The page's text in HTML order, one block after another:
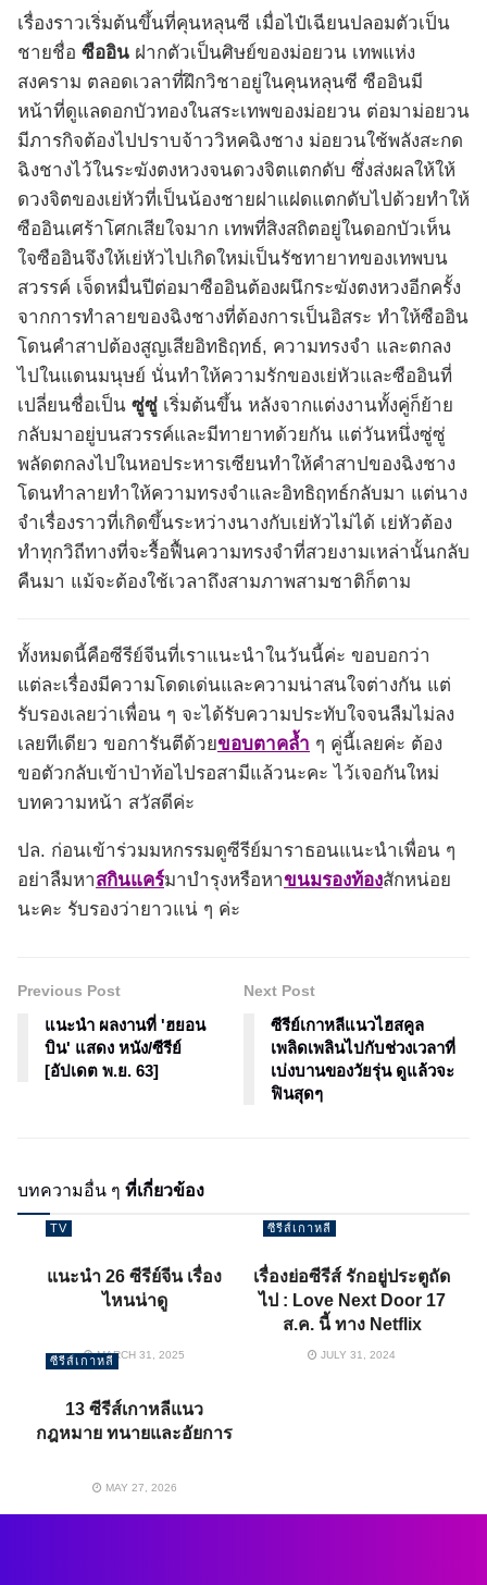
เรื่องราวเริ่มต้นขึ้นที่คุนหลุนซี เมื่อไป๋เฉียนปลอมตัวเป็น
ชายชื่อ ซืออิน ฝากตัวเป็นศิษย์ของม่อยวน เทพแห่ง
สงคราม ตลอดเวลาที่ฝึกวิชาอยู่ในคุนหลุนซี ซืออินมี
หน้าที่ดูแลดอกบัวทองในสระเทพของม่อยวน ต่อมาม่อยวน
มีภารกิจต้องไปปราบจ้าววิหคฉิงชาง ม่อยวนใช้พลังสะกด
ฉิงชางไว้ในระฆังตงหวงจนดวงจิตแตกดับ ซึ่งส่งผลให้ให้
ดวงจิตของเย่หัวที่เป็นน้องชายฝาแฝดแตกดับไปด้วยทำให้
ซืออินเศร้าโศกเสียใจมาก เทพที่สิงสถิตอยู่ในดอกบัวเห็น
ใจซืออินจึงให้เย่หัวไปเกิดใหม่เป็นรัชทายาทของเทพบน
สวรรค์ เจ็ดหมื่นปีต่อมาซืออินต้องผนึกระฆังตงหวงอีกครั้ง
จากการทำลายของฉิงชางที่ต้องการเป็นอิสระ ทำให้ซืออิน
โดนคำสาปต้องสูญเสียอิทธิฤทธ์, ความทรงจำ และตกลง
ไปในแดนมนุษย์ นั่นทำให้ความรักของเย่หัวและซืออินที่
เปลี่ยนชื่อเป็น ซู่ซู่ เริ่มต้นขึ้น หลังจากแต่งงานทั้งคู่ก็ย้าย
กลับมาอยู่บนสวรรค์และมีทายาทด้วยกัน แต่วันหนึ่งซู่ซู่
พลัดตกลงไปในหอประหารเซียนทำให้คำสาปของฉิงชาง
โดนทำลายทำให้ความทรงจำและอิทธิฤทธ์กลับมา แต่นาง
จำเรื่องราวที่เกิดขึ้นระหว่างนางกับเย่หัวไม่ได้ เย่หัวต้อง
ทำทุกวิถีทางที่จะรื้อฟื้นความทรงจำที่สวยงามเหล่านั้นกลับ
คืนมา แม้จะต้องใช้เวลาถึงสามภาพสามชาติก็ตาม
ทั้งหมดนี้คือซีรีย์จีนที่เราแนะนำในวันนี้ค่ะ ขอบอกว่า
แต่ละเรื่องมีความโดดเด่นและความน่าสนใจต่างกัน แต่
รับรองเลยว่าเพื่อน ๆ จะได้รับความประทับใจจนลืมไม่ลง
เลยทีเดียว ขอการันตีด้วยขอบตาคล้ำ ๆ คู่นี้เลยค่ะ ต้อง
ขอตัวกลับเข้าป่าท้อไปรอสามีแล้วนะคะ ไว้เจอกันใหม่
บทความหน้า สวัสดีค่ะ
ปล. ก่อนเข้าร่วมมหกรรมดูซีรีย์มาราธอนแนะนำเพื่อน ๆ
อย่าลืมหาสกินแคร์มาบำรุงหรือหาขนมรองท้องสักหน่อย
นะคะ รับรองว่ายาวแน่ ๆ ค่ะ
Previous Post
แนะนำ ผลงานที่ 'ฮยอน
บิน' แสดง หนัง/ซีรีย์
[อัปเดต พ.ย. 63]
Next Post
ซีรีย์เกาหลีแนวไฮสคูล
เพลิดเพลินไปกับช่วงเวลาที่
เบ่งบานของวัยรุ่น ดูแล้วจะ
ฟินสุดๆ
บทความอื่น ๆ ที่เกี่ยวข้อง
TV
แนะนำ 26 ซีรีย์จีน เรื่อง
ไหนน่าดู
MARCH 31, 2025
ซีรีส์เกาหลี
เรื่องย่อซีรีส์ รักอยู่ประตูถัด
ไป : Love Next Door 17
ส.ค. นี้ ทาง Netflix
JULY 31, 2024
ซีรีส์เกาหลี
13 ซีรีส์เกาหลีแนว
กฎหมาย ทนายและอัยการ
MAY 27, 2026